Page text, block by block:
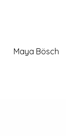
Maya Bösch